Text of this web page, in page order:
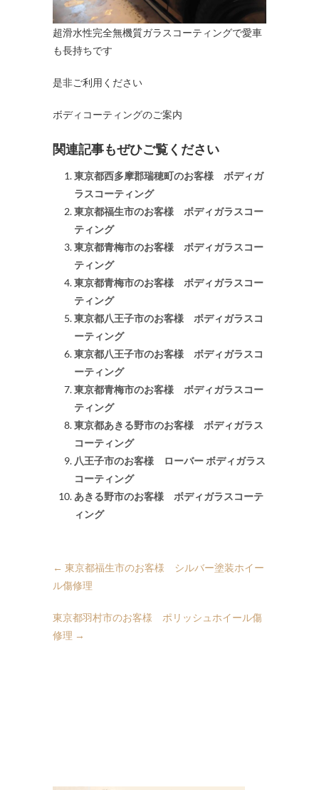
超滑水性完全無機質ガラスコーティングで愛車
も長持ちです
是非ご利用ください
ボディコーティングのご案内
関連記事もぜひご覧ください
東京都西多摩郡瑞穂町のお客様 ボディガ
ラスコーティング
東京都福生市のお客様 ボディガラスコー
ティング
東京都青梅市のお客様 ボディガラスコー
ティング
東京都青梅市のお客様 ボディガラスコー
ティング
東京都八王子市のお客様 ボディガラスコ
ーティング
東京都八王子市のお客様 ボディガラスコ
ーティング
東京都青梅市のお客様 ボディガラスコー
ティング
東京都あきる野市のお客様 ボディガラス
コーティング
八王子市のお客様 ローバー ボディガラス
コーティング
あきる野市のお客様 ボディガラスコーテ
ィング
← 東京都福生市のお客様 シルバー塗装ホイー
ル傷修理
東京都羽村市のお客様 ポリッシュホイール傷
修理 →